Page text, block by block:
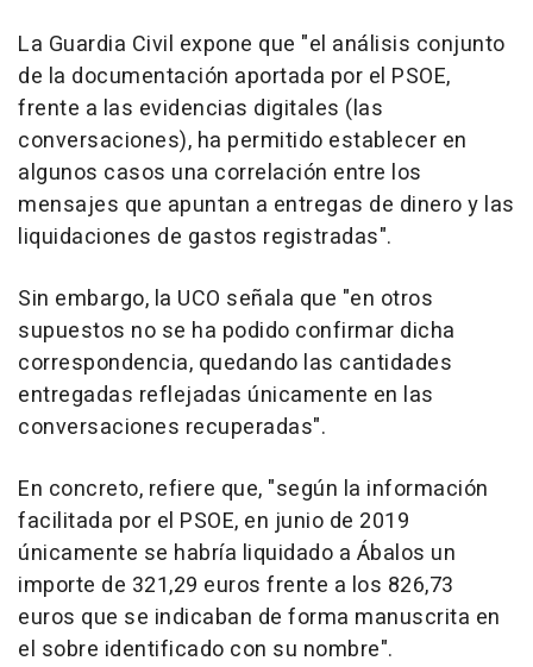
La Guardia Civil expone que "el análisis conjunto
de la documentación aportada por el PSOE,
frente a las evidencias digitales (las
conversaciones), ha permitido establecer en
algunos casos una correlación entre los
mensajes que apuntan a entregas de dinero y las
liquidaciones de gastos registradas".
Sin embargo, la UCO señala que "en otros
supuestos no se ha podido confirmar dicha
correspondencia, quedando las cantidades
entregadas reflejadas únicamente en las
conversaciones recuperadas".
En concreto, refiere que, "según la información
facilitada por el PSOE, en junio de 2019
únicamente se habría liquidado a Ábalos un
importe de 321,29 euros frente a los 826,73
euros que se indicaban de forma manuscrita en
el sobre identificado con su nombre".